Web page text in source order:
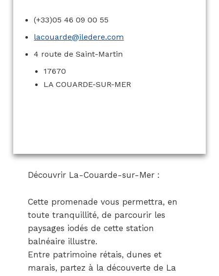
(+33)05 46 09 00 55
lacouarde@iledere.com
4 route de Saint-Martin
17670
LA COUARDE-SUR-MER
Découvrir La-Couarde-sur-Mer :
Cette promenade vous permettra, en
toute tranquillité, de parcourir les
paysages iodés de cette station
balnéaire illustre.
Entre patrimoine rétais, dunes et
marais, partez à la découverte de La